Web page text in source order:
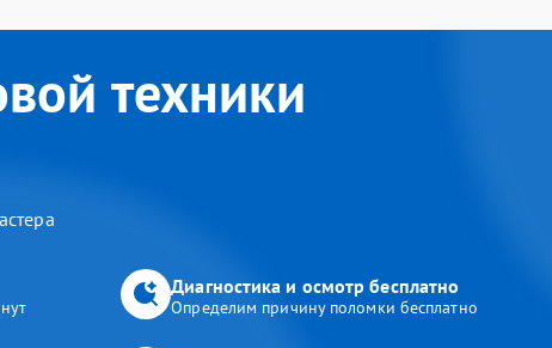
техники
Диагностика и осмотр бесплатно
Определим причину поломки бесплатно